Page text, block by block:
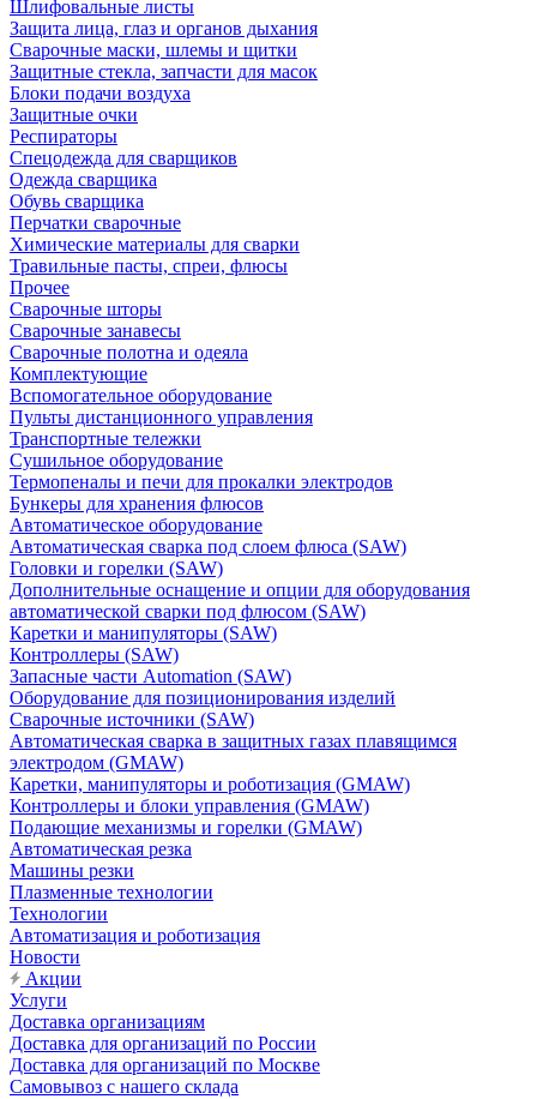
Шлифовальные листы
Защита лица, глаз и органов дыхания
Сварочные маски, шлемы и щитки
Защитные стекла, запчасти для масок
Блоки подачи воздуха
Защитные очки
Респираторы
Спецодежда для сварщиков
Одежда сварщика
Обувь сварщика
Перчатки сварочные
Химические материалы для сварки
Травильные пасты, спреи, флюсы
Прочее
Сварочные шторы
Сварочные занавесы
Сварочные полотна и одеяла
Комплектующие
Вспомогательное оборудование
Пульты дистанционного управления
Транспортные тележки
Сушильное оборудование
Термопеналы и печи для прокалки электродов
Бункеры для хранения флюсов
Автоматическое оборудование
Автоматическая сварка под слоем флюса (SAW)
Головки и горелки (SAW)
Дополнительные оснащение и опции для оборудования
автоматической сварки под флюсом (SAW)
Каретки и манипуляторы (SAW)
Контроллеры (SAW)
Запасные части Automation (SAW)
Оборудование для позиционирования изделий
Сварочные источники (SAW)
Автоматическая сварка в защитных газах плавящимся
электродом (GMAW)
Каретки, манипуляторы и роботизация (GMAW)
Контроллеры и блоки управления (GMAW)
Подающие механизмы и горелки (GMAW)
Автоматическая резка
Машины резки
Плазменные технологии
Технологии
Автоматизация и роботизация
Новости
Акции
Услуги
Доставка организациям
Доставка для организаций по России
Доставка для организаций по Москве
Самовывоз с нашего склада